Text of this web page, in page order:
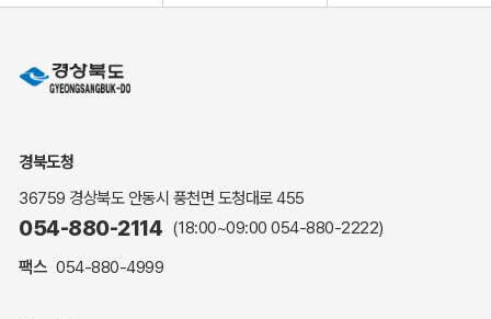
민원상담
민원안내
해명·설명자료
자주하는 질문
복지신문고
경북도청
36759 경상북도 안동시 풍천면 도청대로 455
054-880-2114 (18:00~09:00 054-880-2222)
팩스 054-880-4999